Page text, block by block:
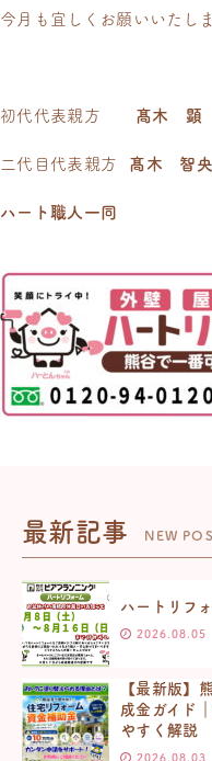
今月も宜しくお願いいたし
初代代表親方 髙木 顕
二代目代表親方 髙木 智央
ハート職人一同
最新記事 NEW
ハートリフ
2026.08.05
【最新版】
成金ガイド
やすく解説
2026.08.03